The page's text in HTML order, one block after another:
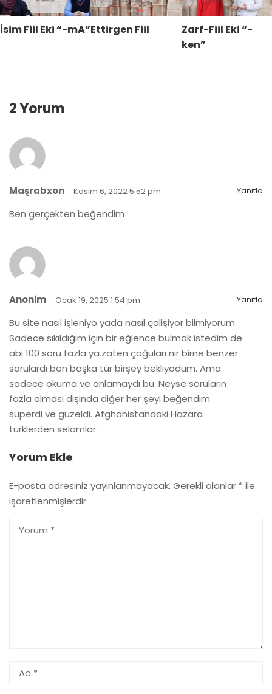
İsim Fiil Eki “-mA”Ettirgen Fiil
Zarf-Fiil Eki “-
ken”
2 Yorum
Maşrabxon Kasım 6, 2022 5:52 pm Yanıtla
Ben gerçekten beğendim
Anonim Ocak 19, 2025 1:54 pm Yanıtla
Bu site nasıl işleniyo yada nasıl çalişiyor bilmiyorum.
Sadece sıkıldığım için bir eğlence bulmak istedim de
abi 100 soru fazla ya.zaten çoğuları nir birne benzer
sorulardı ben başka tür birşey bekliyodum. Ama
sadece okuma ve anlamaydı bu. Neyse soruların
fazla olması dişinda diğer her şeyi beğendim
superdi ve güzeldi. Afghanistandaki Hazara
türklerden selamlar.
Yorum Ekle
E-posta adresiniz yayınlanmayacak. Gerekli alanlar * ile
işaretlenmişlerdir